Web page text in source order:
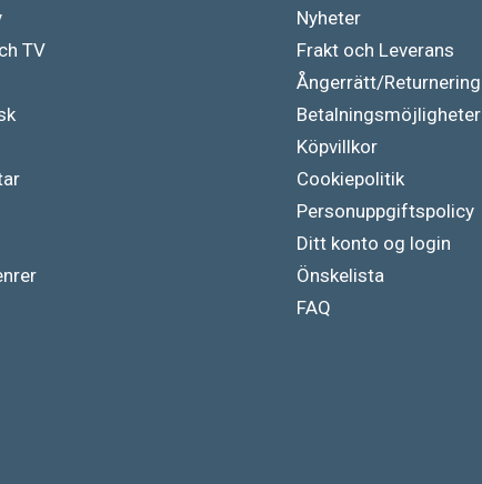
TV
Nyheter
Frakt och Leverans
Ångerrätt/Returnering
Betalningsmöjligheter
Köpvillkor
Cookiepolitik
Personuppgiftspolicy
Ditt konto og login
Önskelista
FAQ